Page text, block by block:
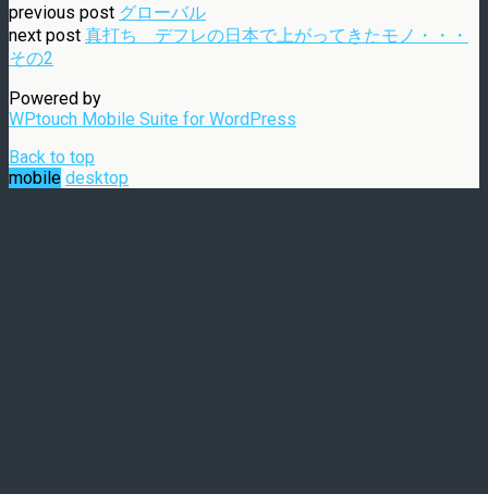
previous post グローバル
next post 真打ち デフレの日本で上がってきたモノ・・・
その2
Powered by
WPtouch Mobile Suite for WordPress
Back to top
mobile desktop